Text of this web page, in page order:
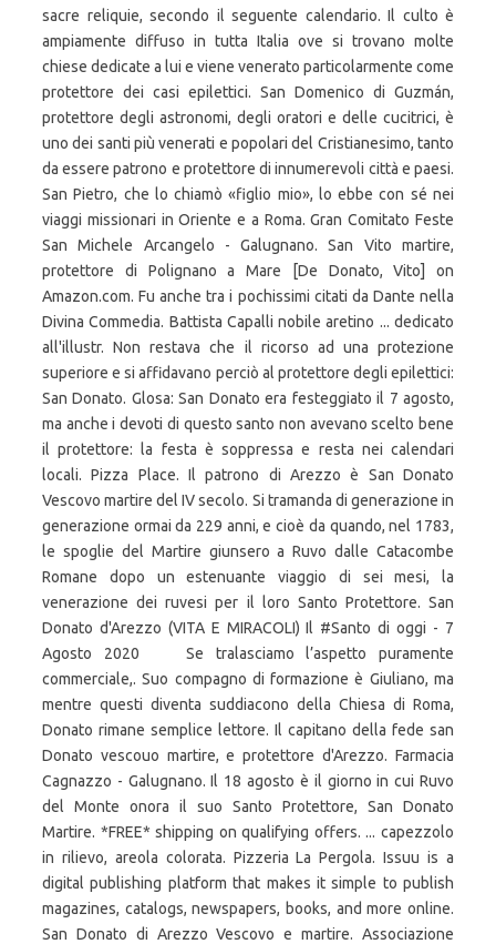
sacre reliquie, secondo il seguente calendario. Il culto è
ampiamente diffuso in tutta Italia ove si trovano molte
chiese dedicate a lui e viene venerato particolarmente come
protettore dei casi epilettici. San Domenico di Guzmán,
protettore degli astronomi, degli oratori e delle cucitrici, è
uno dei santi più venerati e popolari del Cristianesimo, tanto
da essere patrono e protettore di innumerevoli città e paesi.
San Pietro, che lo chiamò «figlio mio», lo ebbe con sé nei
viaggi missionari in Oriente e a Roma. Gran Comitato Feste
San Michele Arcangelo - Galugnano. San Vito martire,
protettore di Polignano a Mare [De Donato, Vito] on
Amazon.com. Fu anche tra i pochissimi citati da Dante nella
Divina Commedia. Battista Capalli nobile aretino ... dedicato
all'illustr. Non restava che il ricorso ad una protezione
superiore e si affidavano perciò al protettore degli epilettici:
San Donato. Glosa: San Donato era festeggiato il 7 agosto,
ma anche i devoti di questo santo non avevano scelto bene
il protettore: la festa è soppressa e resta nei calendari
locali. Pizza Place. Il patrono di Arezzo è San Donato
Vescovo martire del IV secolo. Si tramanda di generazione in
generazione ormai da 229 anni, e cioè da quando, nel 1783,
le spoglie del Martire giunsero a Ruvo dalle Catacombe
Romane dopo un estenuante viaggio di sei mesi, la
venerazione dei ruvesi per il loro Santo Protettore. San
Donato d'Arezzo (VITA E MIRACOLI) Il #Santo di oggi - 7
Agosto 2020 ️ ️ ️ Se tralasciamo l’aspetto puramente
commerciale,. Suo compagno di formazione è Giuliano, ma
mentre questi diventa suddiacono della Chiesa di Roma,
Donato rimane semplice lettore. Il capitano della fede san
Donato vescouo martire, e protettore d'Arezzo. Farmacia
Cagnazzo - Galugnano. Il 18 agosto è il giorno in cui Ruvo
del Monte onora il suo Santo Protettore, San Donato
Martire. *FREE* shipping on qualifying offers. ... capezzolo
in rilievo, areola colorata. Pizzeria La Pergola. Issuu is a
digital publishing platform that makes it simple to publish
magazines, catalogs, newspapers, books, and more online.
San Donato di Arezzo Vescovo e martire. Associazione